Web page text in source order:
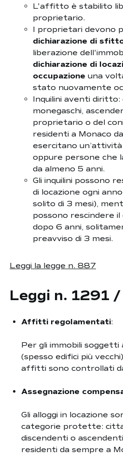
L'affitto è stabilito
proprietario.
I proprietari devono
dichiarazione di
liberazione
dichiarazione di
occupazione una
stato nuovamente
Inquilini aventi diritto:
monegaschi,
proprietario o del
residenti a Monaco
esercitano
oppure persone che
da almeno 5 anni.
Gli inquilini possono
di locazione ogni
solito di 3 mesi),
possono rescindere
dopo 6 anni,
preavviso di 3 mesi.
Leggi la legge n. 887
Leggi n. 1291
Affitti regolamentati:
Per gli immobili soggetti
(spesso edifici più
affitti sono controllati
Assegnazione
Gli alloggi in locazione
categorie protette:
discendenti o
residenti da sempre a